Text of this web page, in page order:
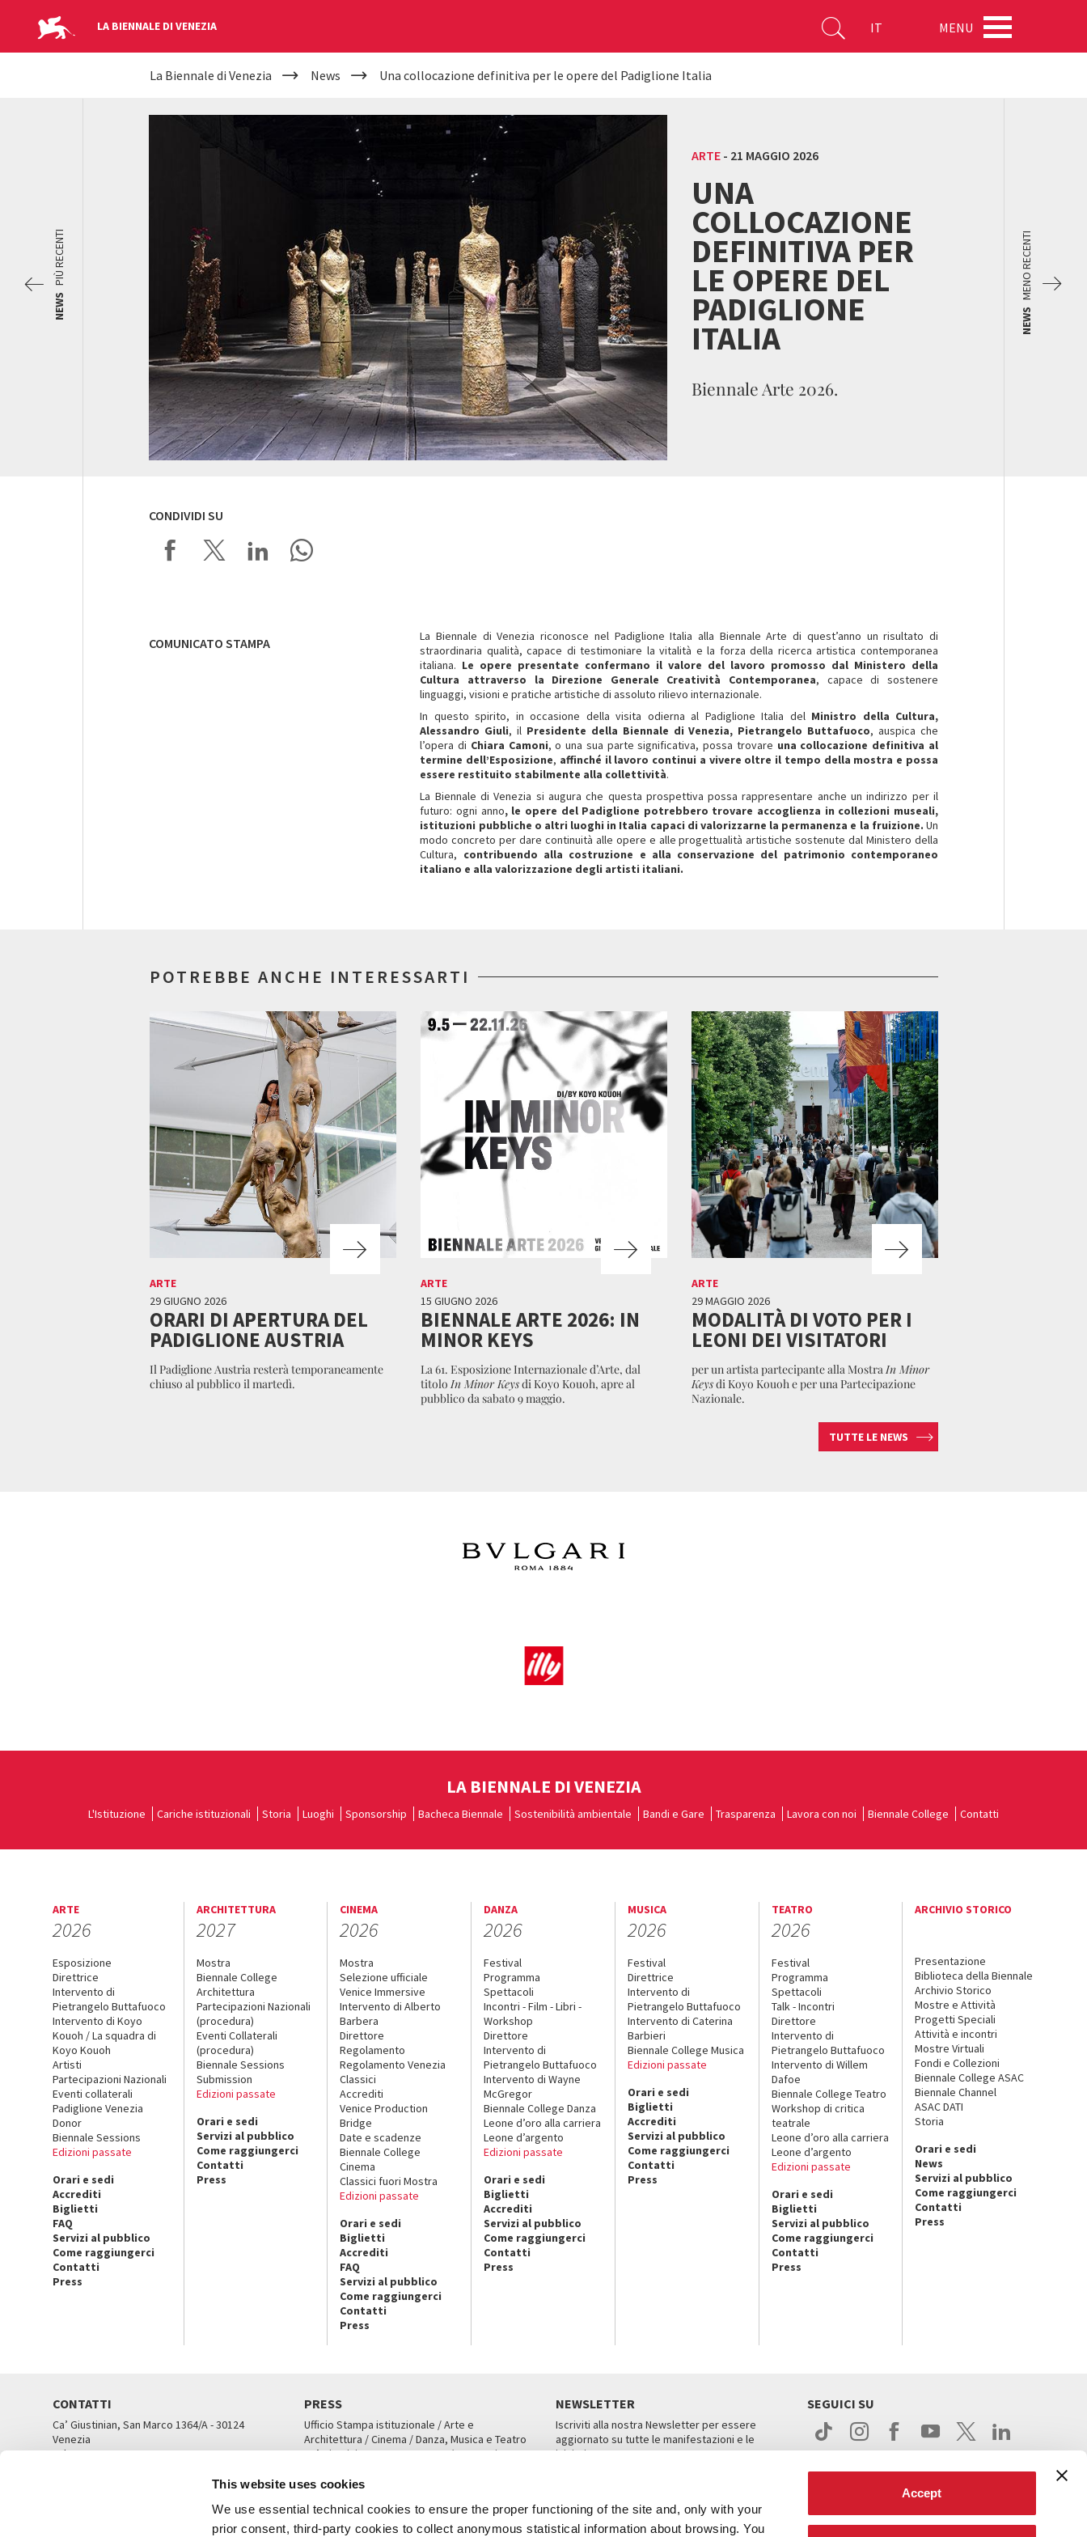
This website uses cookies
We use essential technical cookies to ensure the proper functioning of the site and, only with your
prior consent, third-party cookies to collect anonymous statistical information about browsing. You
Accept
LA BIENNALE DI VENEZIA IT MENU
YOUR
HERE
La Biennale di Venezia News Una collocazione definitiva per le opere del Padiglione Italia
ARTE- 21 MAGGIO 2026
UNA
COLLOCAZIONE
DEFINITIVA PER
LE OPERE DEL
PADIGLIONE
ITALIA
Biennale Arte 2026.
NEWS
MENO RECENTI
NEWS
PIÙ RECENTI
CONDIVIDI SU
COMUNICATO STAMPA
La Biennale di Venezia riconosce nel Padiglione Italia alla Biennale Arte di quest’anno un risultato di
straordinaria qualità, capace di testimoniare la vitalità e la forza della ricerca artistica contemporanea
italiana. Le opere presentate confermano il valore del lavoro promosso dal Ministero della
Cultura attraverso la Direzione Generale Creatività Contemporanea, capace di sostenere
linguaggi, visioni e pratiche artistiche di assoluto rilievo internazionale.
In questo spirito, in occasione della visita odierna al Padiglione Italia del Ministro della Cultura,
Alessandro Giuli, il Presidente della Biennale di Venezia, Pietrangelo Buttafuoco, auspica che
l’opera di Chiara Camoni, o una sua parte significativa, possa trovare una collocazione definitiva al
termine dell’Esposizione, affinché il lavoro continui a vivere oltre il tempo della mostra e possa
essere restituito stabilmente alla collettività.
La Biennale di Venezia si augura che questa prospettiva possa rappresentare anche un indirizzo per il
futuro: ogni anno, le opere del Padiglione potrebbero trovare accoglienza in collezioni museali,
istituzioni pubbliche o altri luoghi in Italia capaci di valorizzarne la permanenza e la fruizione. Un
modo concreto per dare continuità alle opere e alle progettualità artistiche sostenute dal Ministero della
Cultura, contribuendo alla costruzione e alla conservazione del patrimonio contemporaneo
italiano e alla valorizzazione degli artisti italiani.
POTREBBE ANCHE INTERESSARTI
ARTE
29 GIUGNO 2026
ORARI DI APERTURA DEL
PADIGLIONE AUSTRIA
Il Padiglione Austria resterà temporaneamente
chiuso al pubblico il martedì.
ARTE
15 GIUGNO 2026
BIENNALE ARTE 2026: IN
MINOR KEYS
La 61. Esposizione Internazionale d’Arte, dal
titoloIn Minor Keysdi Koyo Kouoh, apre al
pubblico da sabato 9 maggio.
ARTE
29 MAGGIO 2026
MODALITÀ DI VOTO PER I
LEONI DEI VISITATORI
per un artista partecipante alla MostraIn Minor
Keysdi Koyo Kouoh e per una Partecipazione
Nazionale.
TUTTE LE NEWS
LA BIENNALE DI VENEZIA
L'Istituzione Cariche istituzionali Storia Luoghi Sponsorship Bacheca Biennale Sostenibilità ambientale Bandi e Gare Trasparenza Lavora con noi Biennale College Contatti
ARTE
2026
Esposizione
Direttrice
Intervento di
Pietrangelo Buttafuoco
Intervento di Koyo
Kouoh / La squadra di
Koyo Kouoh
Artisti
Partecipazioni Nazionali
Eventi collaterali
Padiglione Venezia
Donor
Biennale Sessions
Edizioni passate
Orari e sedi
Accrediti
Biglietti
FAQ
Servizi al pubblico
Come raggiungerci
Contatti
Press
ARCHITETTURA
2027
Mostra
Biennale College
Architettura
Partecipazioni Nazionali
(procedura)
Eventi Collaterali
(procedura)
Biennale Sessions
Submission
Edizioni passate
Orari e sedi
Servizi al pubblico
Come raggiungerci
Contatti
Press
CINEMA
2026
Mostra
Selezione ufficiale
Venice Immersive
Intervento di Alberto
Barbera
Direttore
Regolamento
Regolamento Venezia
Classici
Accrediti
Venice Production
Bridge
Date e scadenze
Biennale College
Cinema
Classici fuori Mostra
Edizioni passate
Orari e sedi
Biglietti
Accrediti
FAQ
Servizi al pubblico
Come raggiungerci
Contatti
Press
DANZA
2026
Festival
Programma
Spettacoli
Incontri - Film - Libri -
Workshop
Direttore
Intervento di
Pietrangelo Buttafuoco
Intervento di Wayne
McGregor
Biennale College Danza
Leone d’oro alla carriera
Leone d’argento
Edizioni passate
Orari e sedi
Biglietti
Accrediti
Servizi al pubblico
Come raggiungerci
Contatti
Press
MUSICA
2026
Festival
Direttrice
Intervento di
Pietrangelo Buttafuoco
Intervento di Caterina
Barbieri
Biennale College Musica
Edizioni passate
Orari e sedi
Biglietti
Accrediti
Servizi al pubblico
Come raggiungerci
Contatti
Press
TEATRO
2026
Festival
Programma
Spettacoli
Talk - Incontri
Direttore
Intervento di
Pietrangelo Buttafuoco
Intervento di Willem
Dafoe
Biennale College Teatro
Workshop di critica
teatrale
Leone d’oro alla carriera
Leone d’argento
Edizioni passate
Orari e sedi
Biglietti
Servizi al pubblico
Come raggiungerci
Contatti
Press
ARCHIVIO STORICO
Presentazione
Biblioteca della Biennale
Archivio Storico
Mostre e Attività
Progetti Speciali
Attività e incontri
Mostre Virtuali
Fondi e Collezioni
Biennale College ASAC
Biennale Channel
ASAC DATI
Storia
Orari e sedi
News
Servizi al pubblico
Come raggiungerci
Contatti
Press
CONTATTI
Ca’ Giustinian, San Marco 1364/A - 30124
Venezia
Tel. 041 5218711
PRESS
Ufficio Stampa istituzionale / Arte e
Architettura / Cinema / Danza, Musica e Teatro
Ca’ Giustinian, San Marco 1364/A, Venezia
UFFICI STAMPA
NEWSLETTER
Iscriviti alla nostra Newsletter per essere
aggiornato su tutte le manifestazioni e le
iniziative.
SEGUICI SU